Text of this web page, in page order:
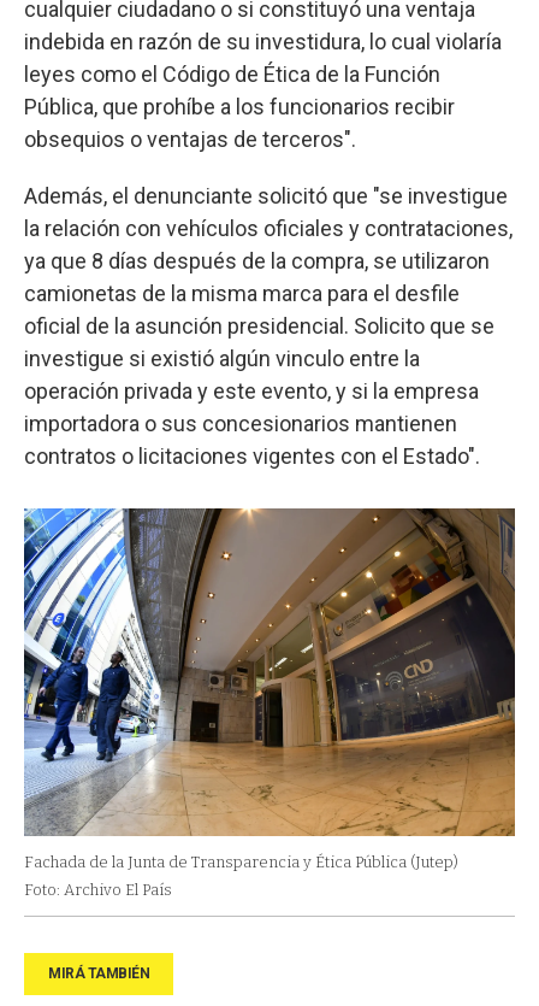
cualquier ciudadano o si constituyó una ventaja
indebida en razón de su investidura, lo cual violaría
leyes como el Código de Ética de la Función
Pública, que prohíbe a los funcionarios recibir
obsequios o ventajas de terceros".
Además, el denunciante solicitó que "se investigue
la relación con vehículos oficiales y contrataciones,
ya que 8 días después de la compra, se utilizaron
camionetas de la misma marca para el desfile
oficial de la asunción presidencial. Solicito que se
investigue si existió algún vinculo entre la
operación privada y este evento, y si la empresa
importadora o sus concesionarios mantienen
contratos o licitaciones vigentes con el Estado".
Fachada de la Junta de Transparencia y Ética Pública (Jutep)
Foto: Archivo El País